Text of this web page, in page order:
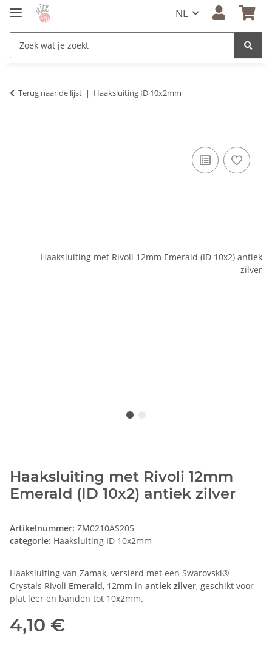
NL
Terug naar de lijst Haaksluiting ID 10x2mm
Haaksluiting met Rivoli 12mm
Emerald (ID 10x2) antiek zilver
Artikelnummer: ZM0210AS205
categorie: Haaksluiting ID 10x2mm
Haaksluiting van Zamak, versierd met een Swarovski®
Crystals Rivoli Emerald, 12mm in antiek zilver, geschikt voor
plat leer en banden tot 10x2mm.
4,10 €